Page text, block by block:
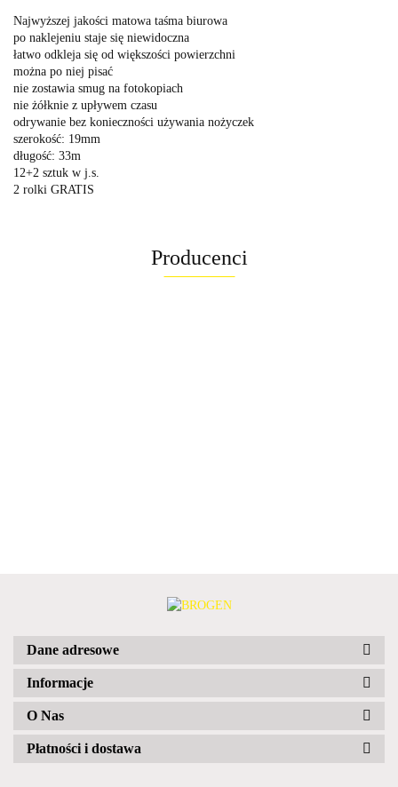
Najwyższej jakości matowa taśma biurowa
po naklejeniu staje się niewidoczna
łatwo odkleja się od większości powierzchni
można po niej pisać
nie zostawia smug na fotokopiach
nie żółknie z upływem czasu
odrywanie bez konieczności używania nożyczek
szerokość: 19mm
długość: 33m
12+2 sztuk w j.s.
2 rolki GRATIS
Producenci
Dane adresowe
Informacje
O Nas
Płatności i dostawa